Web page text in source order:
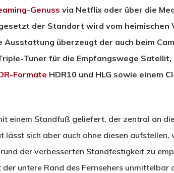
Genuss via Netflix oder über die
der Standort wird vom heimischen
Ausstattung überzeugt der auch beim
Tuner für die Empfangswege Satellit,
Formate HDR10 und HLG sowie einem
einem Standfuß geliefert, der zentral an
lässt sich aber auch ohne diesen aufstellen,
der verbesserten Standfestigkeit zu
untere Rand des Fernsehers unmittelbar